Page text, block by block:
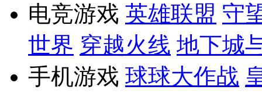
电竞游戏 英雄联盟 守
世界 穿越火线 地下城
手机游戏 球球大作战